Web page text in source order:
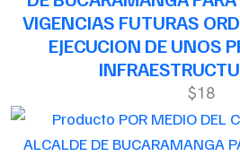
VIGENCIAS FUTURAS
EJECUCION DE UNOS
$18